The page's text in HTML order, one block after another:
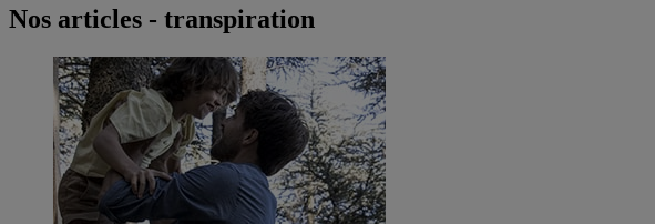
Nos articles - transpiration